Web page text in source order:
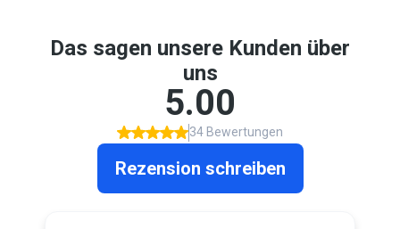
Das sagen unsere Kunden über
uns
5.00
34 Bewertungen
Rezension schreiben